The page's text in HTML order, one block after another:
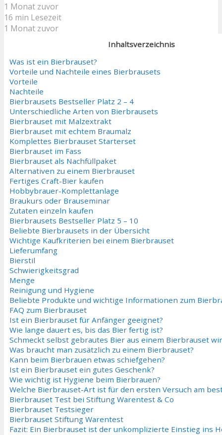
1 Monat zuvor
16 min Lesezeit
1 Monat zuvor
Inhaltsverzeichnis
Was ist ein Bierbrauset?
Vorteile und Nachteile eines Bierbrausets
Vorteile
Nachteile
Bierbrausets Bestseller Platz 2 – 4
Unterschiedliche Arten von Bierbrausets
Bierbrauset mit Malzextrakt
Bierbrauset mit echtem Braumalz
Komplettes Bierbrauset Starterset
Bierbrauset im Fass
Bierbrauset als Nachfüllpaket
Alternativen zu einem Bierbrauset
Fertiges Craft-Bier kaufen
Hobbybrauer-Komplettanlage
Braukurs oder Brauseminar
Zutaten einzeln kaufen
Bierbrausets Bestseller Platz 5 – 10
Beliebte Bierbrausets in der Übersicht
Wichtige Kaufkriterien bei einem Bierbrauset
Lieferumfang
Bierstil
Schwierigkeitsgrad
Menge
Reinigung und Hygiene
Beliebte Produkte und wichtige Informationen zum
FAQ zum Bierbrauset
Ist ein Bierbrauset für Anfänger geeignet?
Wie lange dauert es, bis das Bier fertig ist?
Schmeckt selbst gebrautes Bier aus einem Bierbrauset
Was braucht man zusätzlich zu einem Bierbrauset?
Kann beim Bierbrauen etwas schiefgehen?
Ist ein Bierbrauset ein gutes Geschenk?
Wie wichtig ist Hygiene beim Bierbrauen?
Welche Bierbrauset-Art ist für den ersten Versuch am
Bierbrauset Test bei Stiftung Warentest & Co
Bierbrauset Testsieger
Bierbrauset Stiftung Warentest
Fazit: Ein Bierbrauset ist der unkomplizierte Einstieg ins